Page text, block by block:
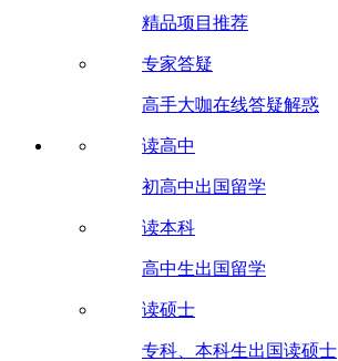
精品项目推荐
专家答疑
高手大咖在线答疑解惑
读高中
初高中出国留学
读本科
高中生出国留学
读硕士
专科、本科生出国读硕士